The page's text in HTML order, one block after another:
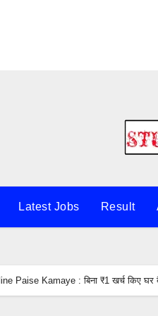
Latest Jobs Result
Paise Kamaye : बिना ₹1 खर्च किए घर